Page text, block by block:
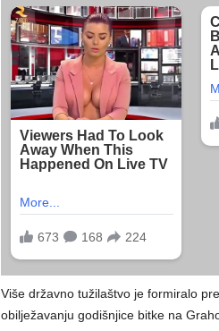
Više državno tužilaštvo je formiralo
obilježavanju godišnjice bitke na